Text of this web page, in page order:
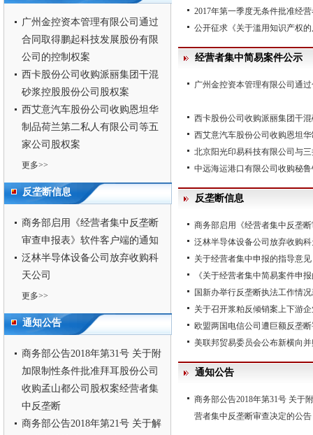
广州金控资本管理有限公司通过
合同取得鹏起科技发展股份有限
公司的控制权案
西卡股份公司收购派丽集团干混
砂浆控股股份公司股权案
西艾意汽车股份公司收购恩坦华
制品荷兰第二私人有限公司等五
家公司股权案
更多>>
反垄断信息
商务部启用《经营者集中反垄断
审查申报表》软件客户端的通知
泛林半导体设备公司放弃收购科
天公司
更多>>
通知公告
商务部公告2018年第31号 关于附
加限制性条件批准拜耳股份公司
收购孟山都公司股权案经营者集
中反垄断
商务部公告2018年第21号 关于解
2017年第一季度无条件批准经
公开征求《关于滥用知识产权
经营者集中简易案件公示
广州金控资本管理有限公司通
西卡股份公司收购派丽集团干
西艾意汽车股份公司收购恩坦
北京阳光印易科技有限公司与
中远海运港口有限公司收购秘
反垄断信息
商务部启用《经营者集中反垄
泛林半导体设备公司放弃收购
关于经营者集中申报的指导意见
《关于经营者集中简易案件申
国新办举行反垄断执法工作情
关于召开浆粕反倾销案上下游
欧盟两国电信公司遭巨额反垄
美联邦贸易委员会公布新横向
通知公告
商务部公告2018年第31号 关于
营者集中反垄断审查决定的公告